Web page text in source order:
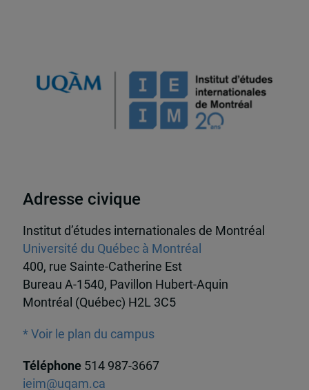
Adresse civique
Institut d’études internationales de Montréal
Université du Québec à Montréal
400, rue Sainte-Catherine Est
Bureau A-1540, Pavillon Hubert-Aquin
Montréal (Québec) H2L 3C5
* Voir le plan du campus
Téléphone 514 987-3667
ieim@uqam.ca